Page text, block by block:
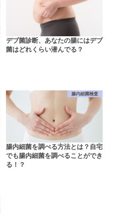
デブ菌診断、あなたの腸にはデブ
菌はどれくらい潜んでる？
腸内細菌検査
腸内細菌を調べる方法とは？自宅
でも腸内細菌を調べることができ
る！？